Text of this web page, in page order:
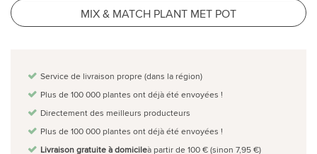
MIX & MATCH PLANT MET POT
Service de livraison propre (dans la région)
Plus de 100 000 plantes ont déjà été envoyées !
Directement des meilleurs producteurs
Plus de 100 000 plantes ont déjà été envoyées !
Livraison gratuite à domicileà partir de 100 € (sinon 7,95 €)